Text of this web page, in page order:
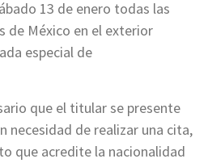
13 de enero todas las
de México en el exterior
especial de
que el titular se presente
necesidad de realizar una cita,
que acredite la nacionalidad